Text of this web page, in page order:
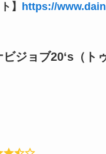
】
https://
ジョブ20‘s（ト